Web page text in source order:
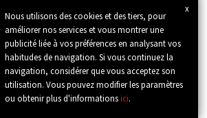
x
Nous utilisons des cookies et des tiers, pour
améliorer nos services et vous montrer une
publicité liée à vos préférences en analysant vos
habitudes de navigation. Si vous continuez la
navigation, considérer que vous acceptez son
utilisation. Vous pouvez modifier les paramètres
ou obtenir plus d'informationsici.